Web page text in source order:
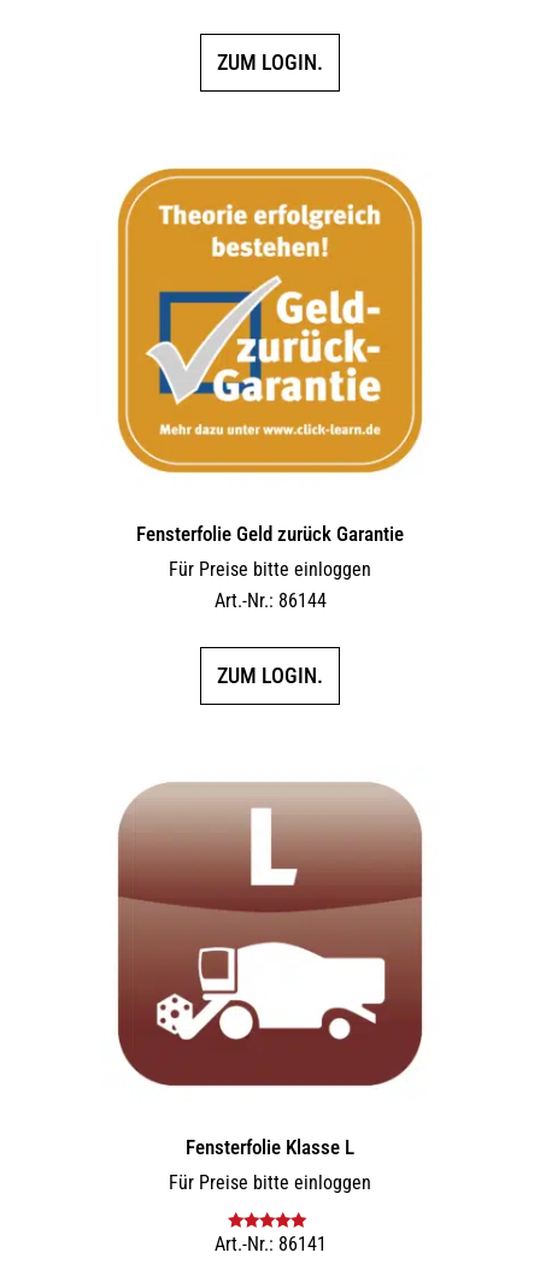
ZUM LOGIN.
Fensterfolie Geld zurück Garantie
Für Preise bitte einloggen
Art.-Nr.: 86144
ZUM LOGIN.
Fensterfolie Klasse L
Für Preise bitte einloggen
Bewertet mit
Art.-Nr.: 86141